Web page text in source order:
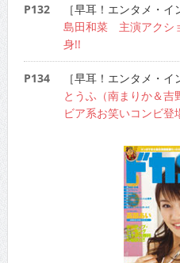
P132
［早耳！エンタメ・
島田和菜 主演アクシ
身!!
P134
［早耳！エンタメ・
とうふ（南まりか＆
ビア系お笑いコンビ登